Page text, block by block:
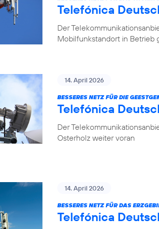
Telefónica
Der
Mobilfunkstandort in Betrieb
14. April 2026
BESSERES NETZ FÜR DIE
Telefónica
Der
Osterholz weiter voran
14. April 2026
BESSERES NETZ FÜR DAS
Telefónica